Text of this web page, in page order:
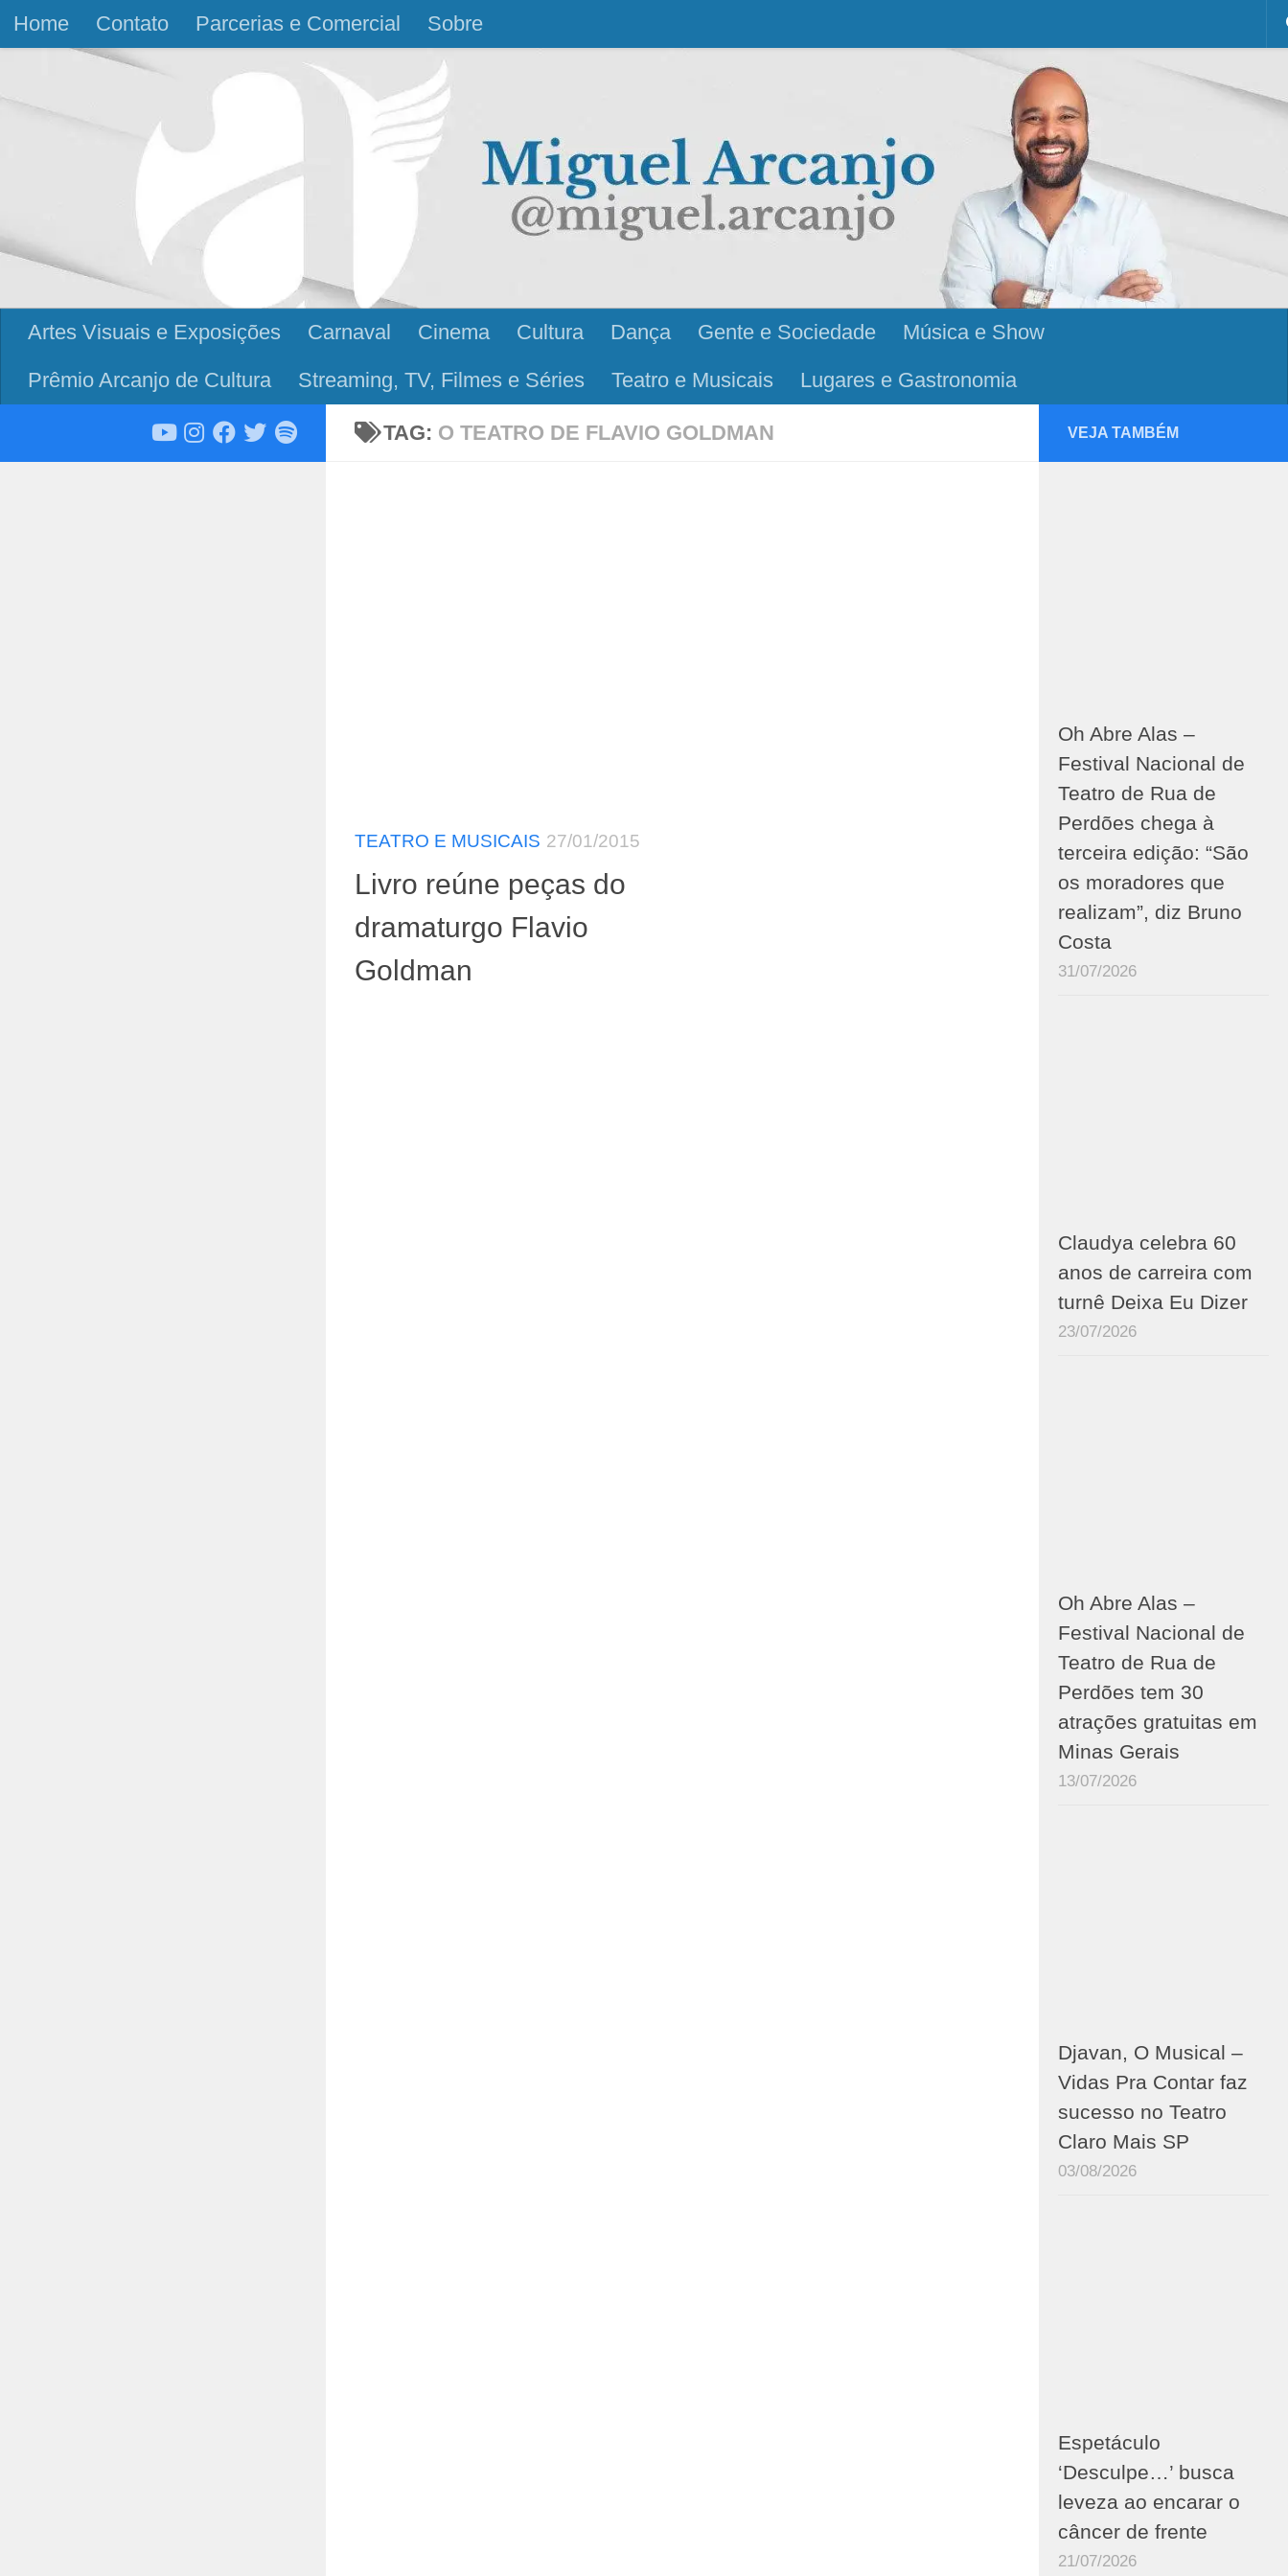
Skip to content
Home Contato Parcerias e Comercial Sobre
Artes Visuais e Exposições Carnaval Cinema Cultura Dança Gente e Sociedade
Música e Show
Prêmio Arcanjo de Cultura
Streaming, TV, Filmes e Séries Teatro e Musicais Lugares e Gastronomia
TAG: O TEATRO DE FLAVIO GOLDMAN
TEATRO E MUSICAIS 27/01/2015
Livro reúne peças do
dramaturgo Flavio
Goldman
VEJA TAMBÉM
Oh Abre Alas –
Festival Nacional de
Teatro de Rua de
Perdões chega à
terceira edição: “São
os moradores que
realizam”, diz Bruno
Costa
31/07/2026
Claudya celebra 60
anos de carreira com
turnê Deixa Eu Dizer
23/07/2026
Oh Abre Alas –
Festival Nacional de
Teatro de Rua de
Perdões tem 30
atrações gratuitas em
Minas Gerais
13/07/2026
Djavan, O Musical –
Vidas Pra Contar faz
sucesso no Teatro
Claro Mais SP
03/08/2026
Espetáculo
‘Desculpe…’ busca
leveza ao encarar o
câncer de frente
21/07/2026